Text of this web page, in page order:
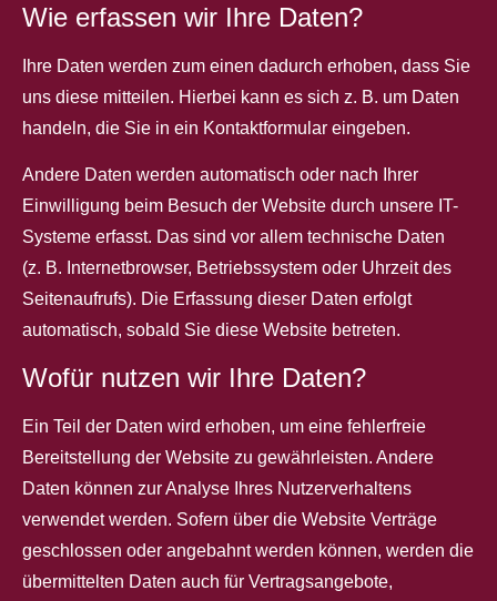
Wie erfassen wir Ihre Daten?
Ihre Daten werden zum einen dadurch erhoben, dass Sie
uns diese mitteilen. Hierbei kann es sich z. B. um Daten
handeln, die Sie in ein Kontaktformular eingeben.
Andere Daten werden automatisch oder nach Ihrer
Einwilligung beim Besuch der Website durch unsere IT-
Systeme erfasst. Das sind vor allem technische Daten
(z. B. Internetbrowser, Betriebssystem oder Uhrzeit des
Seitenaufrufs). Die Erfassung dieser Daten erfolgt
automatisch, sobald Sie diese Website betreten.
Wofür nutzen wir Ihre Daten?
Ein Teil der Daten wird erhoben, um eine fehlerfreie
Bereitstellung der Website zu gewährleisten. Andere
Daten können zur Analyse Ihres Nutzerverhaltens
verwendet werden. Sofern über die Website Verträge
geschlossen oder angebahnt werden können, werden die
übermittelten Daten auch für Vertragsangebote,